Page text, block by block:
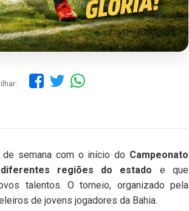
semana com o início do Campeonato
regiões do estado e que
talentos. O torneio, organizado pela
de jovens jogadores da Bahia.